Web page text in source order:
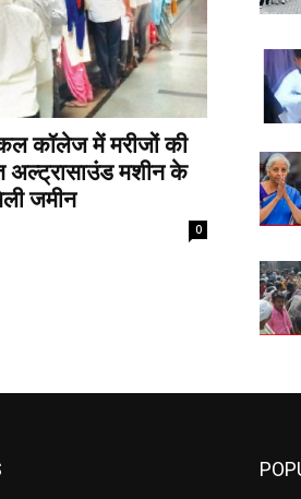
कॉलेज में मरीजों की
अल्ट्रासाउंड मशीन के
जमीन
0